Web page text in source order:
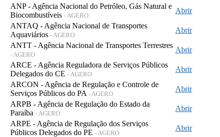
ANP - Agência Nacional do Petróleo, Gás Natural e
Biocombustíveis - AGERO
Abrir
ANTAQ - Agência Nacional de Transportes
Aquaviários - AGERO
Abrir
ANTT - Agência Nacional de Transportes Terrestres
- AGERO
Abrir
ARCE - Agência Reguladora de Serviços Públicos
Delegados do CE - AGERO
Abrir
ARCON - Agência de Regulação e Controle de
Serviços Públicos do PA - AGERO
Abrir
ARPB - Agência de Regulação do Estado da
Paraíba - AGERO
Abrir
ARPE - Agência de Regulação dos Serviços
Públicos Delegados do PE - AGERO
Abrir